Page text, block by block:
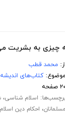
چیزی به بشریت
از: م‍ح‍م‍د ق‍طب‌
موضوع:کتاب‌های
اسلام شناسی،
مسلمانان، احکام دین اسلام